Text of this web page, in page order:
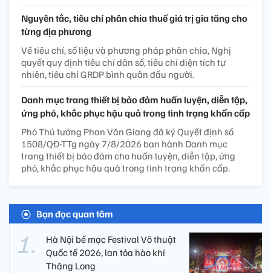
Nguyên tắc, tiêu chí phân chia thuế giá trị gia tăng cho
từng địa phương
Về tiêu chí, số liệu và phương pháp phân chia, Nghị
quyết quy định tiêu chí dân số, tiêu chí diện tích tự
nhiên, tiêu chí GRDP bình quân đầu người.
Danh mục trang thiết bị bảo đảm huấn luyện, diễn tập,
ứng phó, khắc phục hậu quả trong tình trạng khẩn cấp
Phó Thủ tướng Phan Văn Giang đã ký Quyết định số
1508/QĐ-TTg ngày 7/8/2026 ban hành Danh mục
trang thiết bị bảo đảm cho huấn luyện, diễn tập, ứng
phó, khắc phục hậu quả trong tình trạng khẩn cấp.
Bạn đọc quan tâm
Hà Nội bế mạc Festival Võ thuật
Quốc tế 2026, lan tỏa hào khí
Thăng Long